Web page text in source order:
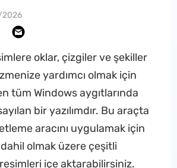
oklar, çizgiler ve şekiller
yardımcı olmak için
tüm Windows aygıtlarında
bir yazılımdır. Bu araçta
aracını uygulamak için
olmak üzere çeşitli
içe aktarabilirsiniz.